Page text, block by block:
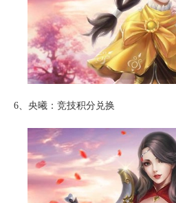
6、央曦：竞技积分兑换